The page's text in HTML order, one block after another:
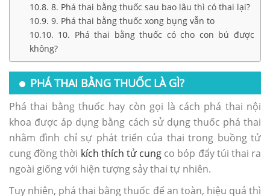
8. Phá thai bằng thuốc sau bao lâu thì có thai lại?
9. Phá thai bằng thuốc xong bụng vẫn to
10. Phá thai bằng thuốc có cho con bú được
không?
PHÁ THAI BẰNG THUỐC LÀ GÌ?
Phá thai bằng thuốc hay còn gọi là cách phá thai nội
khoa được áp dụng bằng cách sử dụng thuốc phá thai
nhằm đình chỉ sự phát triển của thai trong buồng tử
cung đồng thời kích thích tử cung co bóp đẩy túi thai ra
ngoài giống với hiện tượng sảy thai tự nhiên.
Tuy nhiên, phá thai bằng thuốc để an toàn, hiệu quả thì